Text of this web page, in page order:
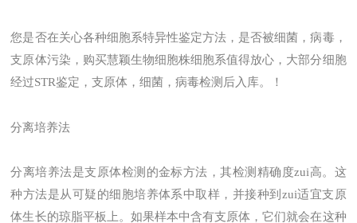
您是否在关心各种细胞系特异性鉴定方法，是否被细菌，病毒，
支原体污染，购买慧颖生物细胞株细胞系值得放心，大部分细胞
经过STR鉴定，支原体，细菌，病毒检测后入库。！
分离培养法
分离培养法是支原体检测的金标方法，其检测精确度zui高。这
种方法是从可疑的细胞培养体系中取样，并接种到zui适宜支原
体生长的琼脂平板上。如果样本中含有支原体，它们就会在这种